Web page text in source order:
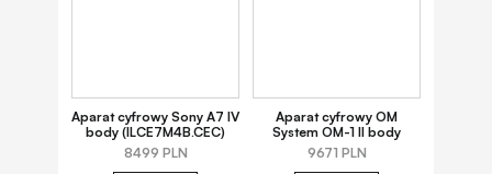
Aparat cyfrowy Sony A7 IV
body (ILCE7M4B.CEC)
8499 PLN
Aparat cyfrowy OM
System OM-1 II body
9671 PLN